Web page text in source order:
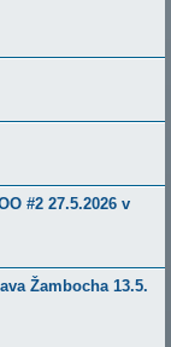
#2 27.5.2026 v
Žambocha 13.5.